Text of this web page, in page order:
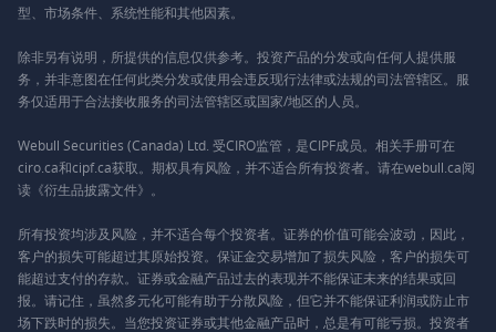
型、市场条件、系统性能和其他因素。
除非另有说明，所提供的信息仅供参考。投资产品的分发或向任何人提供服
务，并非意图在任何此类分发或使用会违反现行法律或法规的司法管辖区。服
务仅适用于合法接收服务的司法管辖区或国家/地区的人员。
Webull Securities (Canada) Ltd. 受CIRO监管，是CIPF成员。相关手册可在
ciro.ca和cipf.ca获取。期权具有风险，并不适合所有投资者。请在webull.ca阅
读《衍生品披露文件》。
所有投资均涉及风险，并不适合每个投资者。证券的价值可能会波动，因此，
客户的损失可能超过其原始投资。保证金交易增加了损失风险，客户的损失可
能超过支付的存款。证券或金融产品过去的表现并不能保证未来的结果或回
报。请记住，虽然多元化可能有助于分散风险，但它并不能保证利润或防止市
场下跌时的损失。当您投资证券或其他金融产品时，总是有可能亏损。投资者